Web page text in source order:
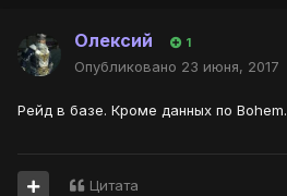
Олексий 1
Опубликовано 23 июня, 2017
Рейд в базе. Кроме данных по Bohem.
Цитата